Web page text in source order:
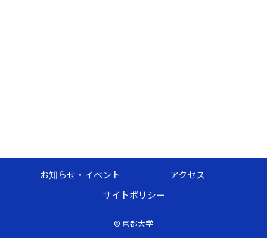
© 京都大学
お知らせ・イベント
アクセス
サイトポリシー